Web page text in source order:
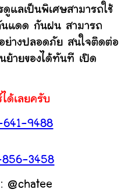
แลเป็นพิเศษสามารถใช้
แดด กันฝน สามารถ
ย่างปลอดภัย สนใจติดต่อ
ย้ายของได้ทันที เปิด
ด้เลยครับ
9488
3458
@chatee